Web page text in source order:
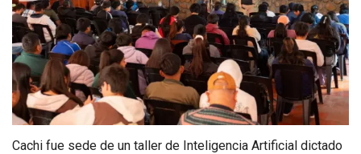
Cachi fue sede de un taller de Inteligencia Artificial dictado